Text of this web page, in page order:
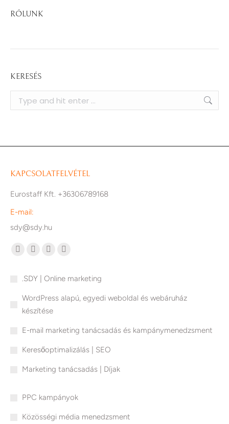
RÓLUNK
KERESÉS
Search:
KAPCSOLATFELVÉTEL
Eurostaff Kft. +36306789168
E-mail:
sdy@sdy.hu
Find us on:
opens
in
new
opens
in
new
opens
in
new
opens
in
.SDY | Online marketing
WordPress alapú, egyedi weboldal és webáruház
készítése
E-mail marketing tanácsadás és kampánymenedzsment
Keresőoptimalizálás | SEO
Marketing tanácsadás | Díjak
PPC kampányok
Közösségi média menedzsment